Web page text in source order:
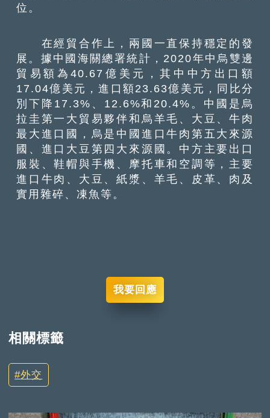
位。
在經貿合作上，兩國一直保持穩定的發
展。據中國海關總署統計，2020年中烏雙邊
貿易額為40.67億美元，其中中方出口額
17.04億美元，進口額23.63億美元，同比分
別下降17.3%、12.6%和20.4%。中國是烏
拉圭第一大貿易夥伴和烏羊毛、大豆、牛肉
最大進口國，烏是中國進口牛肉第五大來源
國、進口大豆第四大來源國。中方主要出口
服裝、鞋帽與手機、摩托車和空調等，主要
進口牛肉、大豆、紙漿、羊毛、皮革、肉及
實用雜碎、凍魚等。
我要回應
相關標籤
外交